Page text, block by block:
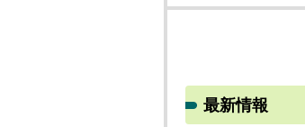
最新情報